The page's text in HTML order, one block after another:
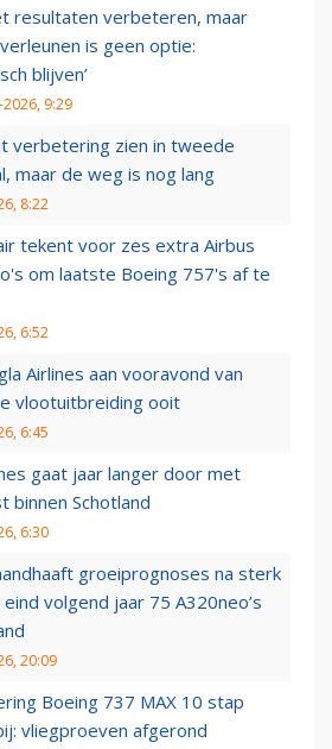
resultaten verbeteren, maar
is geen optie:
blijven’
9:29
verbetering zien in tweede
maar de weg is nog lang
8:22
tekent voor zes extra Airbus
om laatste Boeing 757's af te
6:52
Airlines aan vooravond van
vlootuitbreiding ooit
6:45
gaat jaar langer door met
binnen Schotland
6:30
groeiprognoses na sterk
eind volgend jaar 75 A320neo’s
20:09
Boeing 737 MAX 10 stap
vliegproeven afgerond